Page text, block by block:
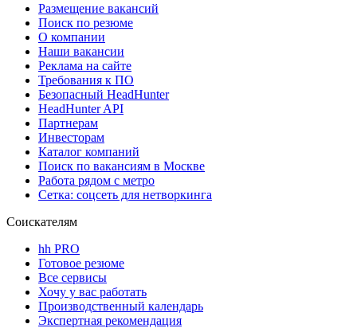
Размещение вакансий
Поиск по резюме
О компании
Наши вакансии
Реклама на сайте
Требования к ПО
Безопасный HeadHunter
HeadHunter API
Партнерам
Инвесторам
Каталог компаний
Поиск по вакансиям в Москве
Работа рядом с метро
Сетка: соцсеть для нетворкинга
Соискателям
hh PRO
Готовое резюме
Все сервисы
Хочу у вас работать
Производственный календарь
Экспертная рекомендация